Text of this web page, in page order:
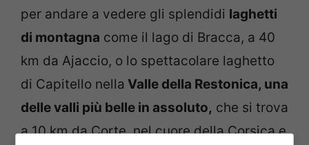
per andare a vedere gli splendidi laghetti
di montagna come il lago di Bracca, a 40
km da Ajaccio, o lo spettacolare laghetto
di Capitello nella Valle della Restonica, una
delle valli più belle in assoluto, che si trova
a 10 km da Corte, nel cuore della Corsica e